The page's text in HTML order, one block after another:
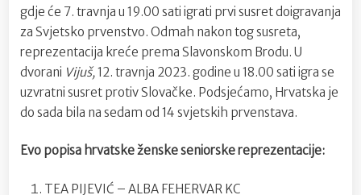
gdje će 7. travnja u 19.00 sati igrati prvi susret doigravanja
za Svjetsko prvenstvo. Odmah nakon tog susreta,
reprezentacija kreće prema Slavonskom Brodu. U
dvorani Vijuš, 12. travnja 2023. godine u 18.00 sati igra se
uzvratni susret protiv Slovačke. Podsjećamo, Hrvatska je
do sada bila na sedam od 14 svjetskih prvenstava.
Evo popisa hrvatske ženske seniorske reprezentacije:
TEA PIJEVIĆ – ALBA FEHERVAR KC